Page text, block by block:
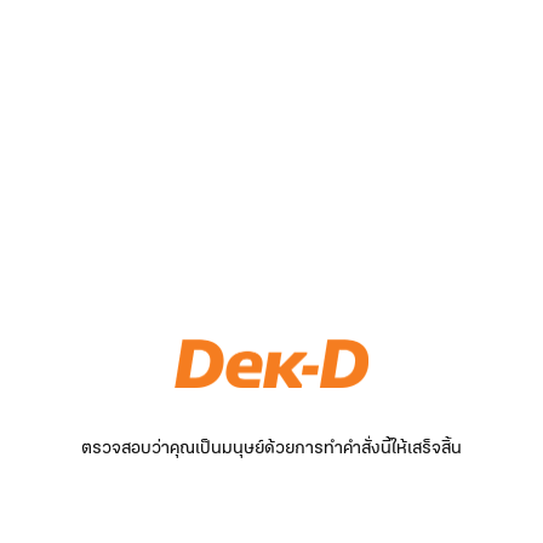
ตรวจสอบว่าคุณเป็นมนุษย์ด้วยการทำคำสั่งนี้ให้เสร็จสิ้น